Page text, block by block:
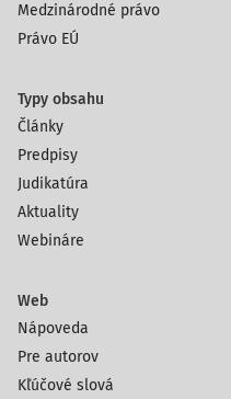
Medzinárodné právo
Právo EÚ
Typy obsahu
Články
Predpisy
Judikatúra
Aktuality
Webináre
Web
Nápoveda
Pre autorov
Kľúčové slová